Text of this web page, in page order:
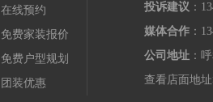
在线预约
免费家装报价
免费户型规划
团装优惠
投诉建议 ：
媒体合作 ：
公司地址 ：
查看店面地